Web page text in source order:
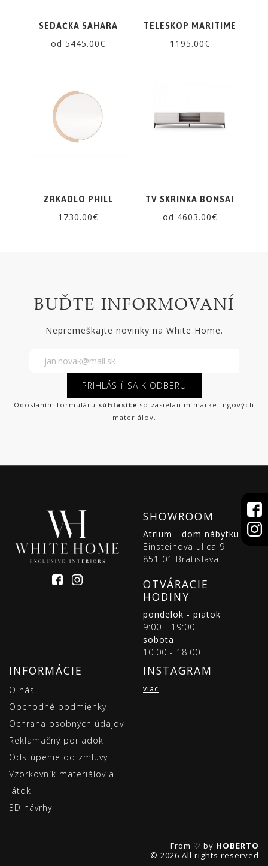
SEDAČKA SAHARA
od 5445.00€
TELESKOP MARITIME
1195.00€
ZRKADLO PHILL
1730.00€
TV SKRINKA BONSAI
od 4603.00€
BUĎTE INFORMOVANÍ
Nepremeškajte novinky na White Home.
PRIHLÁSIŤ SA K ODBERU
Odoslaním formuláru súhlasíte so zasielaním marketingových
materiálov.
SHOWROOM
Atrium - dom nábytku
Einsteinova ulica 9
851 01 Bratislava
OTVÁRACIE
HODINY
pondelok - piatok
9:00 - 19:00
sobota
10:00 - 18:00
INFORMÁCIE
O nás
Obchodné podmienky
Ochrana osobných údajov
Reklamačný poriadok
Odstúpenie od zmluvy
Vzorkovník materiálov a
látok
3D návrhy
INSTAGRAM
viac
From ♡ by HOBERTO
© 2026 All rights reserved